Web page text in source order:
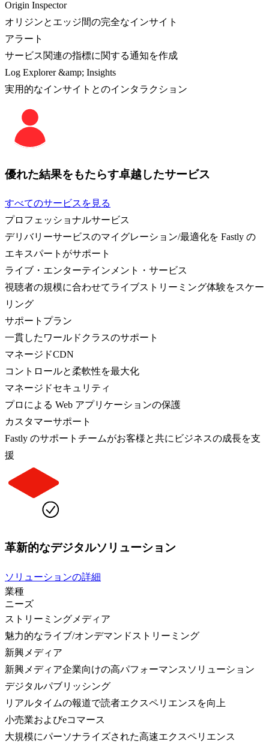
Origin Inspector
オリジンとエッジ間の完全なインサイト
アラート
サービス関連の指標に関する通知を作成
Log Explorer &amp; Insights
実用的なインサイトとのインタラクション
優れた結果をもたらす卓越したサービス
すべてのサービスを見る
プロフェッショナルサービス
デリバリーサービスのマイグレーション/最適化を Fastly の
エキスパートがサポート
ライブ・エンターテインメント・サービス
視聴者の規模に合わせてライブストリーミング体験をスケー
リング
サポートプラン
一貫したワールドクラスのサポート
マネージドCDN
コントロールと柔軟性を最大化
マネージドセキュリティ
プロによる Web アプリケーションの保護
カスタマーサポート
Fastly のサポートチームがお客様と共にビジネスの成長を支
援
革新的なデジタルソリューション
ソリューションの詳細
業種
ニーズ
ストリーミングメディア
魅力的なライブ/オンデマンドストリーミング
新興メディア
新興メディア企業向けの高パフォーマンスソリューション
デジタルパブリッシング
リアルタイムの報道で読者エクスペリエンスを向上
小売業およびeコマース
大規模にパーソナライズされた高速エクスペリエンス